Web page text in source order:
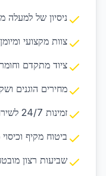
ניסיון של למעלה מ-10 שנים בתחום הניקיון
צוות מקצועי
ציוד מתקדם
מחירים הוגנים
זמינות 24/7 לשירותי חירום ובקשות דחופות
ביטוח מקיף
שביעות רצון